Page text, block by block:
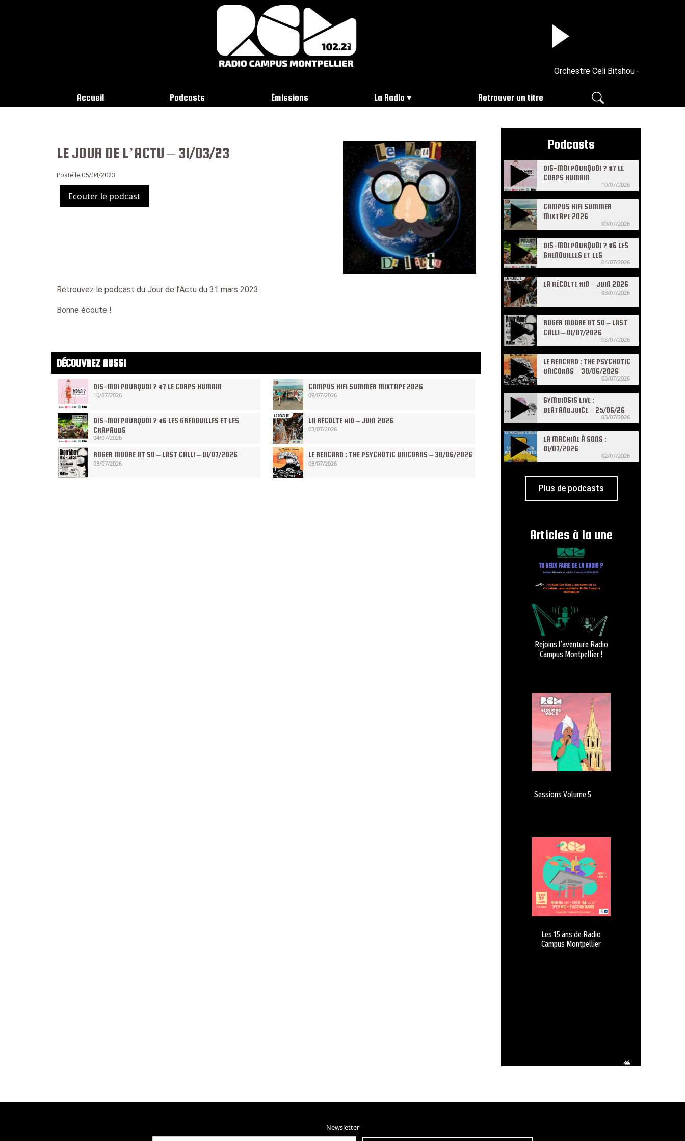
Orchestre Celi Bitshou - Tembe Na
Accueil Podcasts Émissions La Radio Retrouver un titre
LE JOUR DE L’ACTU – 31/03/23
Posté le 05/04/2023
Ecouter le podcast
Retrouvez le podcast du Jour de l’Actu du 31 mars 2023.
Bonne écoute !
DÉCOUVREZ AUSSI
DIS-MOI POURQUOI ? #7 LE CORPS HUMAIN
10/07/2026
CAMPUS HIFI SUMMER MIXTAPE 2026
09/07/2026
DIS-MOI POURQUOI ? #6 LES GRENOUILLES ET LES
CRAPAUDS
04/07/2026
LA RÉCOLTE #10 – JUIN 2026
03/07/2026
ROGER MOORE AT 50 – LAST CALL! – 01/07/2026
03/07/2026
LE RENCARD : THE PSYCHOTIC UNICORNS – 30/06/2026
03/07/2026
Podcasts
DIS-MOI POURQUOI ? #7 LE
CORPS HUMAIN
10/07/2026
CAMPUS HIFI SUMMER
MIXTAPE 2026
09/07/2026
DIS-MOI POURQUOI ? #6 LES
GRENOUILLES ET LES
04/07/2026
LA RÉCOLTE #10 – JUIN 2026
03/07/2026
ROGER MOORE AT 50 – LAST
CALL! – 01/07/2026
03/07/2026
LE RENCARD : THE PSYCHOTIC
UNICORNS – 30/06/2026
03/07/2026
SYMBIOSIS LIVE :
BEATANDJUICE – 25/06/26
03/07/2026
LA MACHINE À SONS :
01/07/2026
02/07/2026
Plus de podcasts
Articles à la une
Rejoins l’aventure Radio
Campus Montpellier !
Sessions Volume 5
Les 15 ans de Radio
Campus Montpellier
Newsletter